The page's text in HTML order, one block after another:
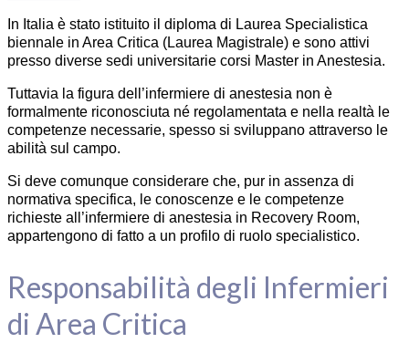
In Italia è stato istituito il diploma di Laurea Specialistica
biennale in Area Critica (Laurea Magistrale) e sono attivi
presso diverse sedi universitarie corsi Master in Anestesia.
Tuttavia la figura dell’infermiere di anestesia non è
formalmente riconosciuta né regolamentata e nella realtà le
competenze necessarie, spesso si sviluppano attraverso le
abilità sul campo.
Si deve comunque considerare che, pur in assenza di
normativa specifica, le conoscenze e le competenze
richieste all’infermiere di anestesia in Recovery Room,
appartengono di fatto a un profilo di ruolo specialistico.
Responsabilità degli Infermieri
di Area Critica